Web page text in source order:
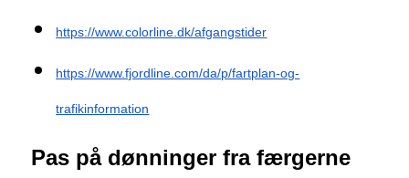
https://www.colorline.dk/afgangstider
https://www.fjordline.com/da/p/fartplan-og-
trafikinformation
Pas på dønninger fra færgerne